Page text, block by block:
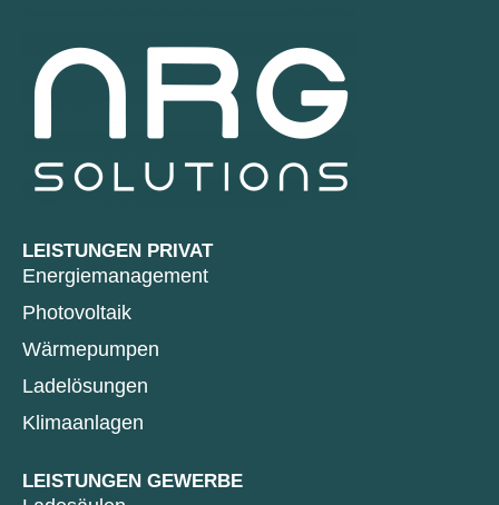
LEISTUNGEN PRIVAT
Energiemanagement
Photovoltaik
Wärmepumpen
Ladelösungen
Klimaanlagen
LEISTUNGEN GEWERBE